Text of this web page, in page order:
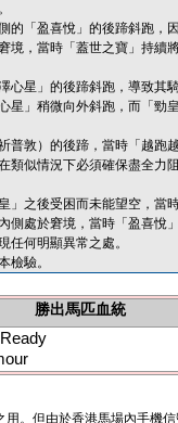
「盈喜悅」的後蹄斜跑，
，當時「蓋世之寶」持續
心星」的後蹄斜跑，導致其
星」稍微向外斜跑，而「
普敦）的後蹄，當時「越跑
類似情況下必須確保盡全力
之後受困而未能望空，當
處於窘境，當時「盈喜悅」
任何明顯異常之處。
檢驗。
勝出馬匹血統
。但由於香港馬場內手機